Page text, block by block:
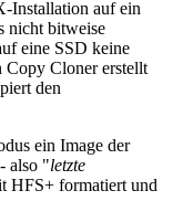
Installation auf ein
nicht bitweise
eine SSD keine
Copy Cloner erstellt
den
ein Image der
also "letzte
HFS+ formatiert und